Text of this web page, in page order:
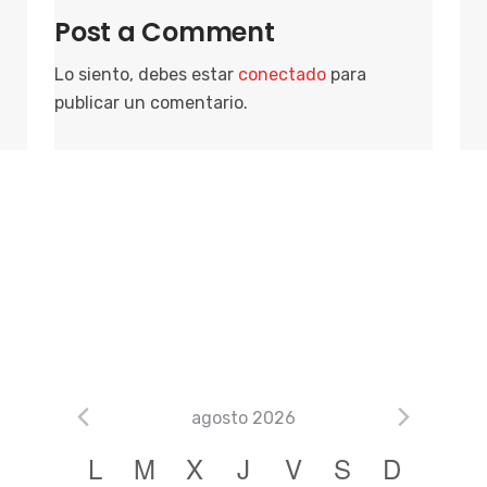
Post a Comment
Lo siento, debes estar conectado para
publicar un comentario.
agosto 2026
CL M X J V S
D